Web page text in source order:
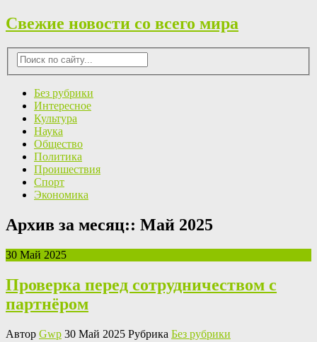
Свежие новости со всего мира
Без рубрики
Интересное
Культура
Наука
Общество
Политика
Проишествия
Спорт
Экономика
Архив за месяц:: Май 2025
30 Май 2025
Проверка перед сотрудничеством с
партнёром
Автор Gwp 30 Май 2025 Рубрика Без рубрики